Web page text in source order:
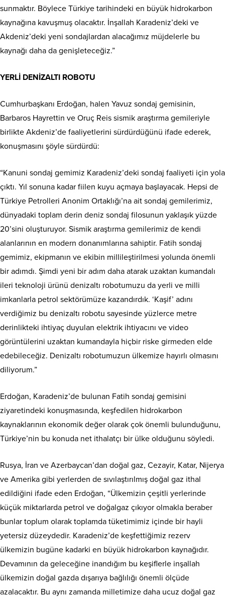
sunmaktır. Böylece Türkiye tarihindeki en büyük hidrokarbon
kaynağına kavuşmuş olacaktır. İnşallah Karadeniz’deki ve
Akdeniz’deki yeni sondajlardan alacağımız müjdelerle bu
kaynağı daha da genişleteceğiz.”
YERLİ DENİZALTI ROBOTU
Cumhurbaşkanı Erdoğan, halen Yavuz sondaj gemisinin,
Barbaros Hayrettin ve Oruç Reis sismik araştırma gemileriyle
birlikte Akdeniz’de faaliyetlerini sürdürdüğünü ifade ederek,
konuşmasını şöyle sürdürdü:
“Kanuni sondaj gemimiz Karadeniz’deki sondaj faaliyeti için yola
çıktı. Yıl sonuna kadar fiilen kuyu açmaya başlayacak. Hepsi de
Türkiye Petrolleri Anonim Ortaklığı’na ait sondaj gemilerimiz,
dünyadaki toplam derin deniz sondaj filosunun yaklaşık yüzde
20’sini oluşturuyor. Sismik araştırma gemilerimiz de kendi
alanlarının en modern donanımlarına sahiptir. Fatih sondaj
gemimiz, ekipmanın ve ekibin millileştirilmesi yolunda önemli
bir adımdı. Şimdi yeni bir adım daha atarak uzaktan kumandalı
ileri teknoloji ürünü denizaltı robotumuzu da yerli ve milli
imkanlarla petrol sektörümüze kazandırdık. ‘Kaşif’ adını
verdiğimiz bu denizaltı robotu sayesinde yüzlerce metre
derinlikteki ihtiyaç duyulan elektrik ihtiyacını ve video
görüntülerini uzaktan kumandayla hiçbir riske girmeden elde
edebileceğiz. Denizaltı robotumuzun ülkemize hayırlı olmasını
diliyorum.”
Erdoğan, Karadeniz’de bulunan Fatih sondaj gemisini
ziyaretindeki konuşmasında, keşfedilen hidrokarbon
kaynaklarının ekonomik değer olarak çok önemli bulunduğunu,
Türkiye’nin bu konuda net ithalatçı bir ülke olduğunu söyledi.
Rusya, İran ve Azerbaycan’dan doğal gaz, Cezayir, Katar, Nijerya
ve Amerika gibi yerlerden de sıvılaştırılmış doğal gaz ithal
edildiğini ifade eden Erdoğan, “Ülkemizin çeşitli yerlerinde
küçük miktarlarda petrol ve doğalgaz çıkıyor olmakla beraber
bunlar toplum olarak toplamda tüketimimiz içinde bir hayli
yetersiz düzeydedir. Karadeniz’de keşfettiğimiz rezerv
ülkemizin bugüne kadarki en büyük hidrokarbon kaynağıdır.
Devamının da geleceğine inandığım bu keşiflerle inşallah
ülkemizin doğal gazda dışarıya bağlılığı önemli ölçüde
azalacaktır. Bu aynı zamanda milletimize daha ucuz doğal gaz